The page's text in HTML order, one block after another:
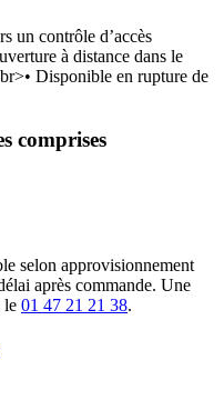
un contrôle d’accès
à distance dans le
Disponible en rupture de
comprises
selon approvisionnement
après commande. Une
le 01 47 21 21 38.